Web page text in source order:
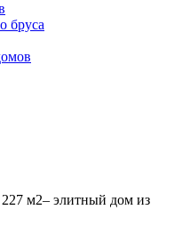
бруса
м2– элитный дом из